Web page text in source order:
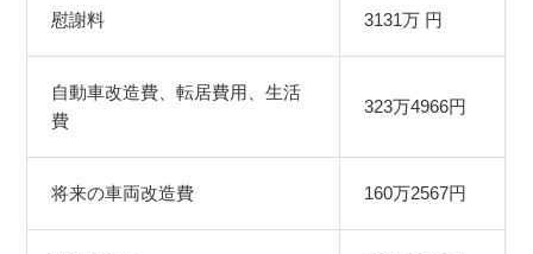
慰謝料 3131万 円
自動車改造費、転居費用、生活
費
323万4966円
将来の車両改造費 160万2567円